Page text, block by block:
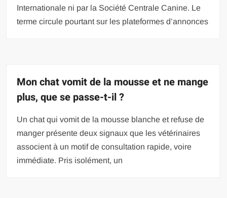
Internationale ni par la Société Centrale Canine. Le
terme circule pourtant sur les plateformes d’annonces
Mon chat vomit de la mousse et ne mange
plus, que se passe-t-il ?
Un chat qui vomit de la mousse blanche et refuse de
manger présente deux signaux que les vétérinaires
associent à un motif de consultation rapide, voire
immédiate. Pris isolément, un